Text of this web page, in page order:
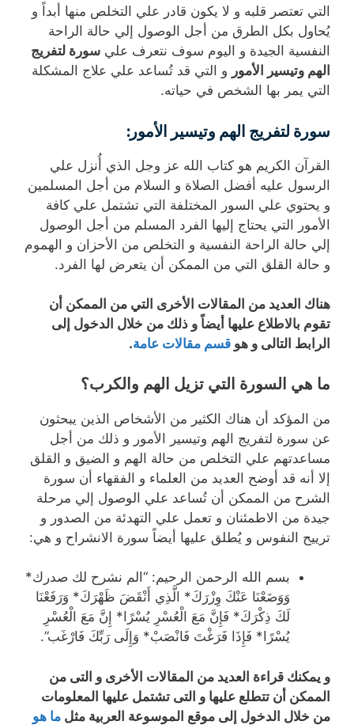
التي تعتصر قلبه و لا يكون قادر علي التخلص منها أبداً و
يُحاول بكل الطرق من أجل الوصول إلي حالة الراحة
النفسية الجيدة و اليوم سوف نتعرف علي سورة لتفريج
الهم وتيسير الأمور و التي قد تُساعد علي علاج المشكلة
التي يمر بها الشخص في حياته.
سورة لتفريج الهم وتيسير الأمور:
القرآن الكريم هو كتاب الله عز وجل الذي أُنزل علي
الرسول عليه أفضل الصلاة و السلام من أجل المسلمين
و يحتوي علي السور المختلفة التي تشتمل علي كافة
الأمور التي يحتاج إليها الفرد المسلم من أجل الوصول
إلي حالة الراحة النفسية و التخلص من الأحزان و الهموم
و حالة القلق التي من الممكن أن يتعرض لها الفرد.
هناك العديد من المقالات الأخرى التي من الممكن أن
تقوم بالاطلاع عليها أيضاً و ذلك من خلال الدخول إلى
الرابط التالى و هو قسم مقالات عامة.
ما هي السورة التي تزيل الهم والكرب؟
من المؤكد أن هناك الكثير من الأشخاص الذين يبحثون
عن سورة لتفريج الهم وتيسير الأمور و ذلك من أجل
مساعدتهم علي التخلص من حالة الهم و الضيق و القلق
إلا أنه قد أوضح العديد من العلماء و الفقهاء أن سورة
الشرح من الممكن أن تُساعد علي الوصول إلي مرحلة
جيدة من الاطمئنان و تعمل علي التهدئة من الصدور و
ترييح النفوس و يُطلق عليها أيضاً سورة الانشراح و هي:
بسم الله الرحمن الرحيم: “الم نشرح لك صدرك*
وَوَضَعْنَا عَنْكَ وِزْرَكَ* الَّذِي أَنْقَضَ ظَهْرَكَ* وَرَفَعْنَا
لَكَ ذِكْرَكَ* فَإِنَّ مَعَ الْعُسْرِ يُسْرًا* إِنَّ مَعَ الْعُسْرِ
يُسْرًا* فَإِذَا فَرَغْتَ فَانْصَبْ* وَإِلَى رَبِّكَ فَارْغَب”.
و يمكنك قراءة العديد من المقالات الأخرى و التى من
الممكن أن تتطلع عليها و التى تشتمل عليها المعلومات
من خلال الدخول إلى موقع الموسوعة العربية مثل ما هو